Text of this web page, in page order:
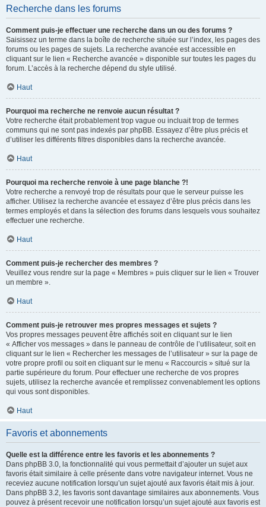
Recherche dans les forums
Comment puis-je effectuer une recherche dans un ou des forums ?
Saisissez un terme dans la boîte de recherche située sur l’index, les pages des
forums ou les pages de sujets. La recherche avancée est accessible en
cliquant sur le lien « Recherche avancée » disponible sur toutes les pages du
forum. L’accès à la recherche dépend du style utilisé.
Haut
Pourquoi ma recherche ne renvoie aucun résultat ?
Votre recherche était probablement trop vague ou incluait trop de termes
communs qui ne sont pas indexés par phpBB. Essayez d’être plus précis et
d’utiliser les différents filtres disponibles dans la recherche avancée.
Haut
Pourquoi ma recherche renvoie à une page blanche ?!
Votre recherche a renvoyé trop de résultats pour que le serveur puisse les
afficher. Utilisez la recherche avancée et essayez d’être plus précis dans les
termes employés et dans la sélection des forums dans lesquels vous souhaitez
effectuer une recherche.
Haut
Comment puis-je rechercher des membres ?
Veuillez vous rendre sur la page « Membres » puis cliquer sur le lien « Trouver
un membre ».
Haut
Comment puis-je retrouver mes propres messages et sujets ?
Vos propres messages peuvent être affichés soit en cliquant sur le lien
« Afficher vos messages » dans le panneau de contrôle de l’utilisateur, soit en
cliquant sur le lien « Rechercher les messages de l’utilisateur » sur la page de
votre propre profil ou soit en cliquant sur le menu « Raccourcis » situé sur la
partie supérieure du forum. Pour effectuer une recherche de vos propres
sujets, utilisez la recherche avancée et remplissez convenablement les options
qui vous sont disponibles.
Haut
Favoris et abonnements
Quelle est la différence entre les favoris et les abonnements ?
Dans phpBB 3.0, la fonctionnalité qui vous permettait d’ajouter un sujet aux
favoris était similaire à celle présente dans votre navigateur internet. Vous ne
receviez aucune notification lorsqu’un sujet ajouté aux favoris était mis à jour.
Dans phpBB 3.2, les favoris sont davantage similaires aux abonnements. Vous
pouvez à présent recevoir une notification lorsqu’un sujet ajouté aux favoris est